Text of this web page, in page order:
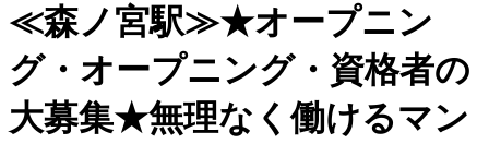
≪森ノ宮駅≫★オープニン
グ・オープニング・資格者の
大募集★無理なく働けるマン